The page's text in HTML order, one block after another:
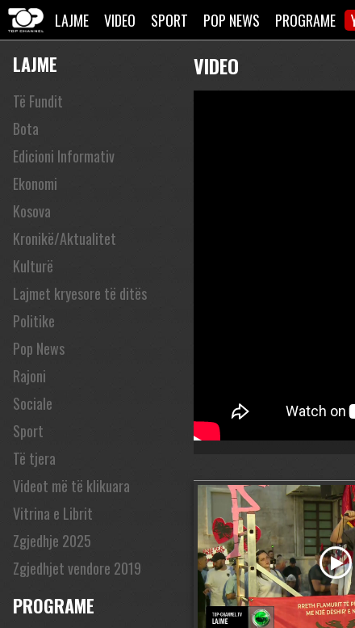
LAJME VIDEO SPORT POP NEWS PROGRAME
LAJME
Të Fundit
Bota
Edicioni Informativ
Ekonomi
Kosova
Kronikë/Aktualitet
Kulturë
Lajmet kryesore të ditës
Politike
Pop News
Rajoni
Sociale
Sport
Të tjera
Videot më të klikuara
Vitrina e Librit
Zgjedhje 2025
Zgjedhjet vendore 2019
PROGRAME
VIDEO